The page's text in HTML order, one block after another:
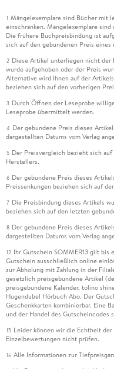
1 Mängelexemplare sind Bücher mit
einschränken. Mängelexemplare
Die frühere Buchpreisbindung ist
sich auf den gebundenen Preis eines
2 Diese Artikel unterliegen nicht der
wurde aufgehoben oder der Preis
Alternative wird Ihnen auf der
beziehen sich auf den vorherigen
3 Durch Öffnen der Leseprobe
Leseprobe übermittelt werden.
4 Der gebundene Preis dieses
dargestellten Datums vom Verlag
5 Der Preisvergleich bezieht sich
Herstellers.
6 Der gebundene Preis dieses
Preissenkungen beziehen sich auf
7 Die Preisbindung dieses Artikels
beziehen sich auf den letzten
8 Der gebundene Preis dieses
dargestellten Datums vom Verlag
12 Ihr Gutschein SOMMER13 gilt bis
Gutschein ausschließlich online
zur Abholung mit Zahlung in der
gesetzlich preisgebundene Artikel
preisgebundene Kalender, tolino
Hugendubel Hörbuch Abo. Der
Geschenkkarten kombinierbar. Eine
und der Handel des Gutscheincodes
15 Leider können wir die Echtheit
Einzelbewertungen nicht prüfen.
16 Alle Informationen zur